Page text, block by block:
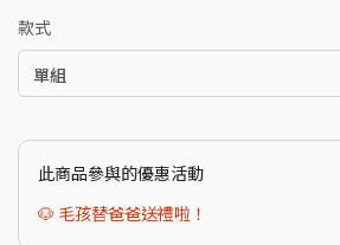
款式
單組
此商品參與的優惠活動
🐶 毛孩替爸爸送禮啦！